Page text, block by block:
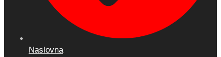
Naslovna